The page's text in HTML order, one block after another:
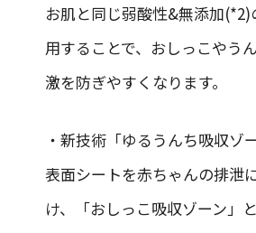
お肌と同じ弱酸性&無添加
用することで、おしっこやう
激を防ぎやすくなります。
・新技術「ゆるうんち吸収ゾ
表面シートを赤ちゃんの排泄
け、「おしっこ吸収ゾーン」